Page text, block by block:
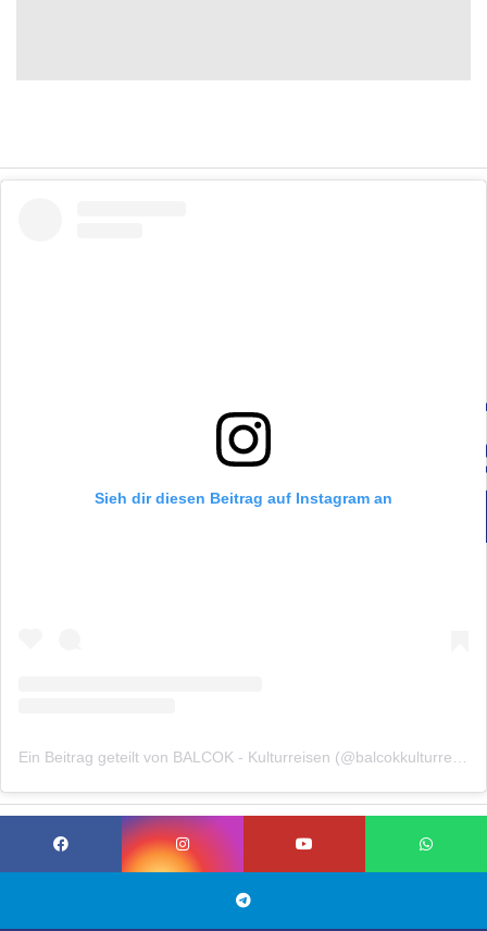
Sieh dir diesen Beitrag auf Instagram an
Ein Beitrag geteilt von BALCOK - Kulturreisen (@balcokkulturreisen)